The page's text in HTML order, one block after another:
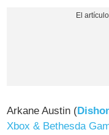
Arkane Austin (
Xbox & Bethesda